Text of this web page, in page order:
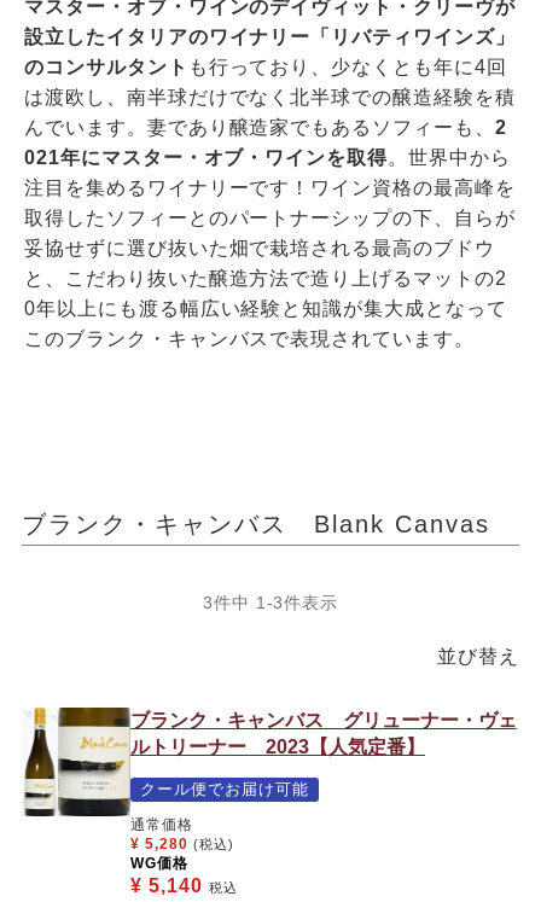
マスター・オブ・ワインのデイヴィット・クリーヴが
設立したイタリアのワイナリー「リバティワインズ」
のコンサルタント も行っており、少なくとも年に4回
は渡欧し、南半球だけでなく北半球での醸造経験を積
んでいます。妻であり醸造家でもあるソフィーも、2
021年にマスター・オブ・ワインを取得。世界中から
注目を集めるワイナリーです！ワイン資格の最高峰を
取得したソフィーとのパートナーシップの下、自らが
妥協せずに選び抜いた畑で栽培される最高のブドウ
と、こだわり抜いた醸造方法で造り上げるマットの2
0年以上にも渡る幅広い経験と知識が集大成となって
このブランク・キャンバスで表現されています。
ブランク・キャンバス Blank Canvas
並び替え
3件中 1 -3件表示
ブランク・キャンバス グリューナー・ヴェ
ルトリーナー 2023【人気定番】
クール便でお届け可能
通常価格
¥ 5,280 (税込)
WG価格
¥ 5,140 税込